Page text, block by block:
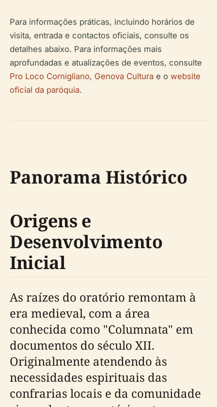
Para informações práticas, incluindo horários de
visita, entrada e contactos oficiais, consulte os
detalhes abaixo. Para informações mais
aprofundadas e atualizações de eventos, consulte
Pro Loco Cornigliano, Genova Cultura e o website
oficial da paróquia.
Panorama Histórico
Origens e
Desenvolvimento
Inicial
As raízes do oratório remontam à
era medieval, com a área
conhecida como "Columnata" em
documentos do século XII.
Originalmente atendendo às
necessidades espirituais das
confrarias locais e da comunidade